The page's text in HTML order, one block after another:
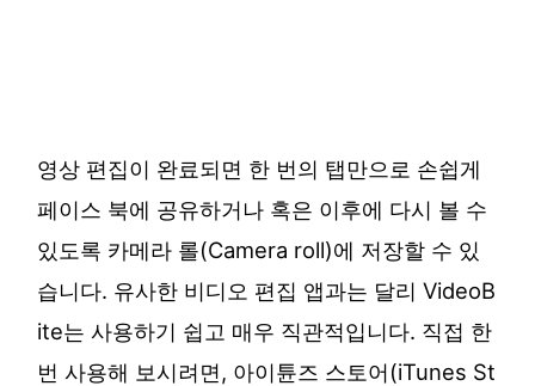
영상 편집이 완료되면 한 번의 탭만으로 손쉽게
페이스 북에 공유하거나 혹은 이후에 다시 볼 수
있도록 카메라 롤(Camera roll)에 저장할 수 있
습니다. 유사한 비디오 편집 앱과는 달리 VideoB
ite는 사용하기 쉽고 매우 직관적입니다. 직접 한
번 사용해 보시려면, 아이튠즈 스토어(iTunes St